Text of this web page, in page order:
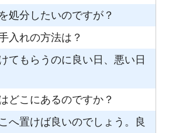
処分したいのですが？
入れの方法は？
てもらうのに良い日、悪い日
どこにあるのですか？
へ置けば良いのでしょう。良